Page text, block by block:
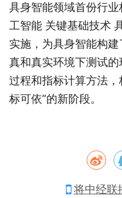
具身智能领域首份行
工智能 关键基础技术
实施，为具身智能构
真和真实环境下测试
过程和指标计算方法
标可依”的新阶段。
将中经联